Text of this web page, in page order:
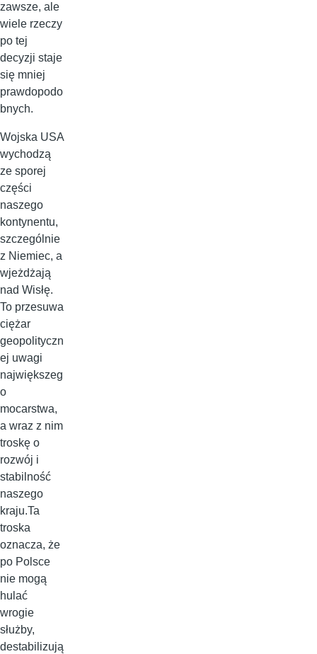
zawsze, ale
wiele rzeczy
po tej
decyzji staje
się mniej
prawdopodo
bnych.
Wojska USA
wychodzą
ze sporej
części
naszego
kontynentu,
szczególnie
z Niemiec, a
wjeżdżają
nad Wisłę.
To przesuwa
ciężar
geopolityczn
ej uwagi
największeg
o
mocarstwa,
a wraz z nim
troskę o
rozwój i
stabilność
naszego
kraju.Ta
troska
oznacza, że
po Polsce
nie mogą
hulać
wrogie
służby,
destabilizują